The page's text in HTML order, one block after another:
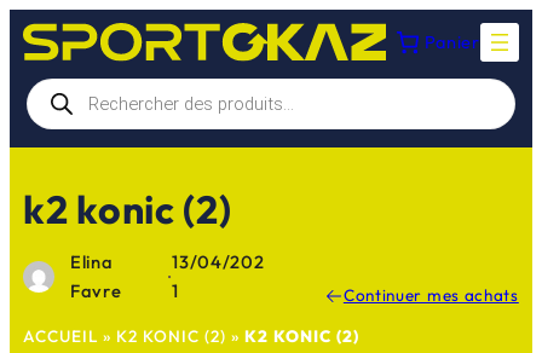
Aller
au
contenu
Panier
Recherche
de
produits
k2 konic (2)
Elina
Favre
·
13/04/202
1
Continuer mes achats
ACCUEIL » K2 KONIC (2) » K2 KONIC (2)